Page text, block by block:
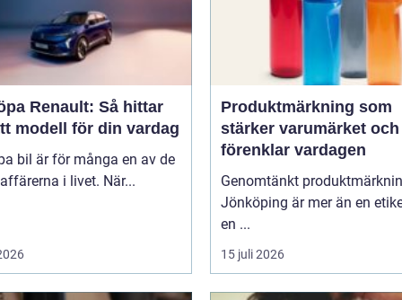
Renault: Så hittar
modell för din vardag
bil är för många en av de
i livet. När...
Produktmärkning som
stärker varumärket och
förenklar vardagen
Genomtänkt
Jönköping är mer än en
en ...
15 juli 2026